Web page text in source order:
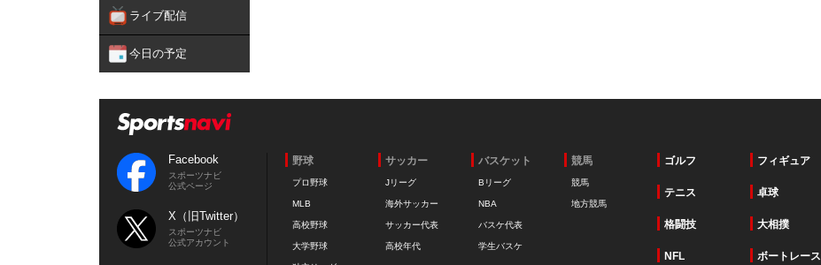
ライブ配信
今日の予定
Facebook
スポーツナビ
公式ページ
X（旧Twitter）
スポーツナビ
公式アカウント
野球
プロ野球
MLB
高校野球
大学野球
サッカー
Jリーグ
海外サッカー
サッカー代表
高校年代
バスケット
Bリーグ
NBA
バスケ代表
学生バスケ
競馬
競馬
地方競馬
ゴルフ フィギュア
テニス 卓球
格闘技 大相撲
NFL ボートレース